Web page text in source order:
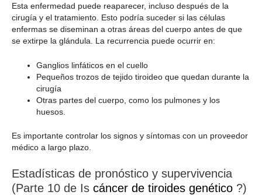
Esta enfermedad puede reaparecer, incluso después de la
cirugía y el tratamiento. Esto podría suceder si las células
enfermas se diseminan a otras áreas del cuerpo antes de que
se extirpe la glándula. La recurrencia puede ocurrir en:
Ganglios linfáticos en el cuello
Pequeños trozos de tejido tiroideo que quedan durante la
cirugía
Otras partes del cuerpo, como los pulmones y los
huesos.
Es importante controlar los signos y síntomas con un proveedor
médico a largo plazo.
Estadísticas de pronóstico y supervivencia
(Parte 10 de Is cáncer de tiroides genético ?)